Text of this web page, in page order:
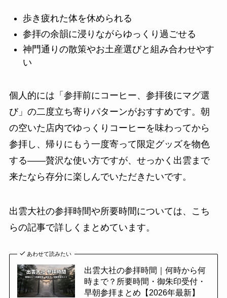
歩き疲れた体を休められる
参拝の余韻に浸りながらゆっくり過ごせる
神門通りの散策やお土産選びと組み合わせやす
い
個人的には「参拝前にコーヒー、参拝後にマグ選
び」の二度立ち寄りパターンがおすすめです。朝
の空いた店内でゆっくりコーヒーを味わってから
参拝し、帰りにもう一度寄って限定グッズを物色
する——贅沢な使い方ですが、せっかく出雲まで
来たなら存分に楽しんでいただきたいです。
出雲大社の参拝時間や所要時間については、こち
らの記事で詳しくまとめています。
あわせて読みたい
出雲大社の参拝時間｜何時から何
時まで？所要時間・御朱印受付・
早朝参拝まとめ【2026年最新】